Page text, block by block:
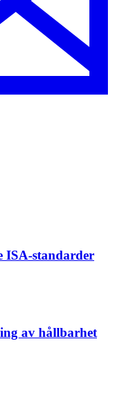
ISA-standarder
av hållbarhet